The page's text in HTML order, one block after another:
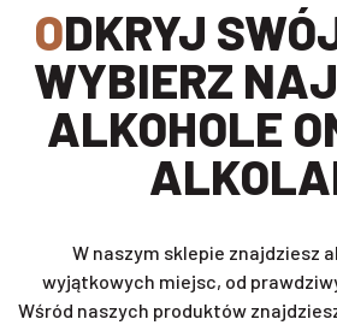
ODKRYJ SWÓJ SMAK I
WYBIERZ
ALKOHOLE
W naszym sklepie znajdziesz
wyjątkowych miejsc, od
Wśród naszych produktów